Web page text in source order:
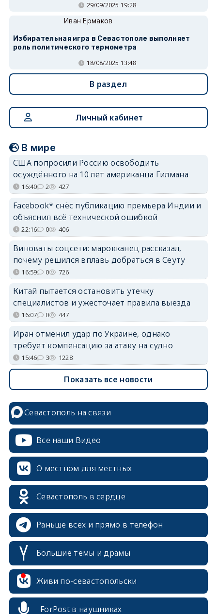
29/09/2025 19:28
Иван Ермаков
Избирательная игра в Севастополе выполняет
роль политического термометра
18/08/2025 13:48
В раздел
Личный кабинет
В мире
США попросили Россию освободить
осуждённого на 10 лет американца Гилмана
16:40 2 427
Facebook* снёс публикацию премьера Индии и
объяснил всё технической ошибкой
22:16 0 406
Виноваты соцсети: марокканец рассказал,
почему решился вплавь добраться в Сеуту
16:59 0 726
Китай пытается остановить утечку
специалистов и ужесточает правила выезда
16:07 0 447
Иран отменил удар по Украине, однако
требует компенсацию за атаку на судно
15:46 3 1228
Показать все новости
Севастополь на связи
Все наши Видео
О местном для местных
Севастополь в сердце
Раньше всех и прямо в телефон
Большие темы и драмы
Живи по-севастопольски
ForPost в наушниках
erid: 2SDnjcrDNw6